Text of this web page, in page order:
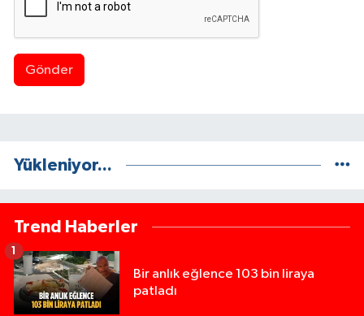
Gönder
Yükleniyor...
Trend Haberler
Bir anlık eğlence 103 bin liraya
patladı
1